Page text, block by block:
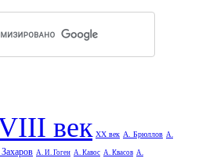
век XX век А. Брюллов А.
А. И. Гоген А. Кавос А. Квасов А.